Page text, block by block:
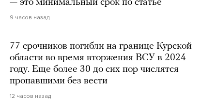
— это минимальный срок по статье
9 часов назад
77 срочников погибли на границе Курской
области во время вторжения ВСУ в 2024
году. Еще более 30 до сих пор числятся
пропавшими без вести
12 часов назад